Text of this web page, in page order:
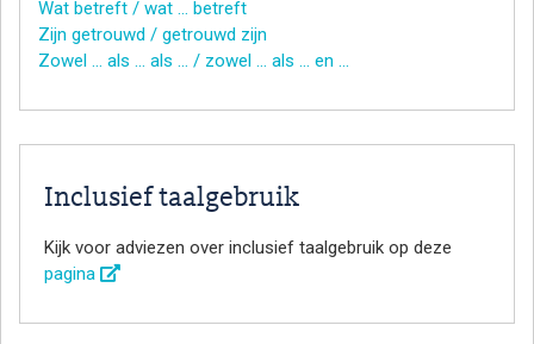
Wat betreft / wat … betreft
Zijn getrouwd / getrouwd zijn
Zowel … als … als … / zowel … als … en …
Inclusief taalgebruik
Kijk voor adviezen over inclusief taalgebruik op deze
pagina